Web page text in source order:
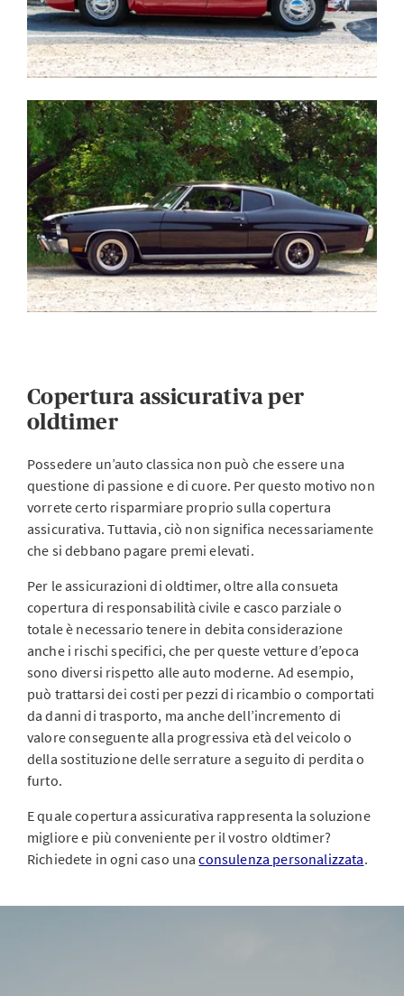
Copertura assicurativa per
oldtimer
Possedere un’auto classica non può che essere una
questione di passione e di cuore. Per questo motivo non
vorrete certo risparmiare proprio sulla copertura
assicurativa. Tuttavia, ciò non significa necessariamente
che si debbano pagare premi elevati.
Per le assicurazioni di oldtimer, oltre alla consueta
copertura di responsabilità civile e casco parziale o
totale è necessario tenere in debita considerazione
anche i rischi specifici, che per queste vetture d’epoca
sono diversi rispetto alle auto moderne. Ad esempio,
può trattarsi dei costi per pezzi di ricambio o comportati
da danni di trasporto, ma anche dell’incremento di
valore conseguente alla progressiva età del veicolo o
della sostituzione delle serrature a seguito di perdita o
furto.
E quale copertura assicurativa rappresenta la soluzione
migliore e più conveniente per il vostro oldtimer?
Richiedete in ogni caso unaconsulenza personalizzata.